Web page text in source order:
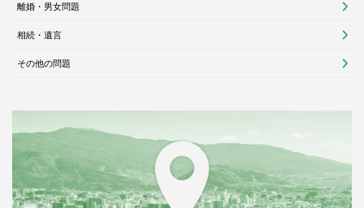
離婚・男女問題
相続・遺言
その他の問題